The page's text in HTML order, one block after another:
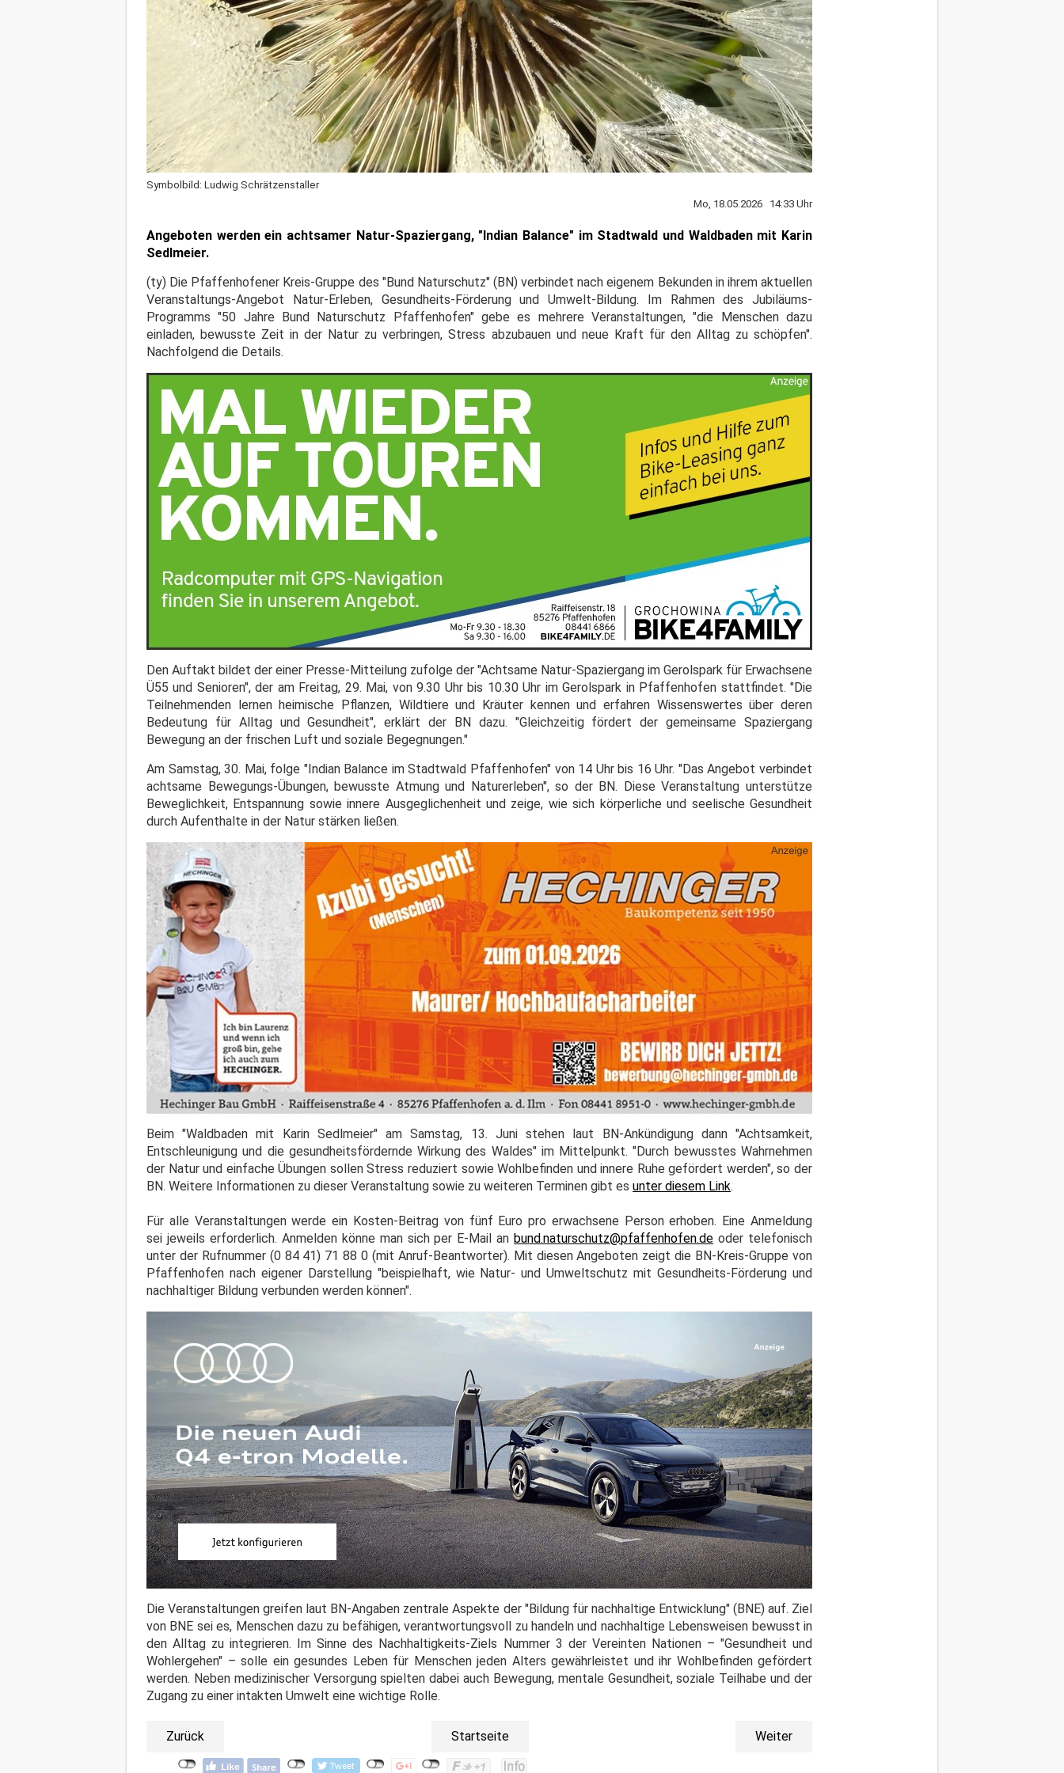
Symbolbild: Ludwig Schrätzenstaller
Mo, 18.05.2026 14:33 Uhr
Angeboten werden ein achtsamer Natur-Spaziergang, "Indian Balance" im Stadtwald und Waldbaden mit Karin
Sedlmeier.
(ty) Die Pfaffenhofener Kreis-Gruppe des "Bund Naturschutz" (BN) verbindet nach eigenem Bekunden in ihrem aktuellen
Veranstaltungs-Angebot Natur-Erleben, Gesundheits-Förderung und Umwelt-Bildung. Im Rahmen des Jubiläums-
Programms "50 Jahre Bund Naturschutz Pfaffenhofen" gebe es mehrere Veranstaltungen, "die Menschen dazu
einladen, bewusste Zeit in der Natur zu verbringen, Stress abzubauen und neue Kraft für den Alltag zu schöpfen".
Nachfolgend die Details.
Den Auftakt bildet der einer Presse-Mitteilung zufolge der "Achtsame Natur-Spaziergang im Gerolspark für Erwachsene
Ü55 und Senioren", der am Freitag, 29. Mai, von 9.30 Uhr bis 10.30 Uhr im Gerolspark in Pfaffenhofen stattfindet. "Die
Teilnehmenden lernen heimische Pflanzen, Wildtiere und Kräuter kennen und erfahren Wissenswertes über deren
Bedeutung für Alltag und Gesundheit", erklärt der BN dazu. "Gleichzeitig fördert der gemeinsame Spaziergang
Bewegung an der frischen Luft und soziale Begegnungen."
Am Samstag, 30. Mai, folge "Indian Balance im Stadtwald Pfaffenhofen" von 14 Uhr bis 16 Uhr. "Das Angebot verbindet
achtsame Bewegungs-Übungen, bewusste Atmung und Naturerleben", so der BN. Diese Veranstaltung unterstütze
Beweglichkeit, Entspannung sowie innere Ausgeglichenheit und zeige, wie sich körperliche und seelische Gesundheit
durch Aufenthalte in der Natur stärken ließen.
Beim "Waldbaden mit Karin Sedlmeier" am Samstag, 13. Juni stehen laut BN-Ankündigung dann "Achtsamkeit,
Entschleunigung und die gesundheitsfördernde Wirkung des Waldes" im Mittelpunkt. "Durch bewusstes Wahrnehmen
der Natur und einfache Übungen sollen Stress reduziert sowie Wohlbefinden und innere Ruhe gefördert werden", so der
BN. Weitere Informationen zu dieser Veranstaltung sowie zu weiteren Terminen gibt es unter diesem Link.
Für alle Veranstaltungen werde ein Kosten-Beitrag von fünf Euro pro erwachsene Person erhoben. Eine Anmeldung
sei jeweils erforderlich. Anmelden könne man sich per E-Mail anbund.naturschutz@pfaffenhofen.de oder telefonisch
unter der Rufnummer (0 84 41) 71 88 0 (mit Anruf-Beantworter). Mit diesen Angeboten zeigt die BN-Kreis-Gruppe von
Pfaffenhofen nach eigener Darstellung "beispielhaft, wie Natur- und Umweltschutz mit Gesundheits-Förderung und
nachhaltiger Bildung verbunden werden können".
Die Veranstaltungen greifen laut BN-Angaben zentrale Aspekte der "Bildung für nachhaltige Entwicklung" (BNE) auf. Ziel
von BNE sei es, Menschen dazu zu befähigen, verantwortungsvoll zu handeln und nachhaltige Lebensweisen bewusst in
den Alltag zu integrieren. Im Sinne des Nachhaltigkeits-Ziels Nummer 3 der Vereinten Nationen – "Gesundheit und
Wohlergehen" – solle ein gesundes Leben für Menschen jeden Alters gewährleistet und ihr Wohlbefinden gefördert
werden. Neben medizinischer Versorgung spielten dabei auch Bewegung, mentale Gesundheit, soziale Teilhabe und der
Zugang zu einer intakten Umwelt eine wichtige Rolle.
Zurück Startseite Weiter